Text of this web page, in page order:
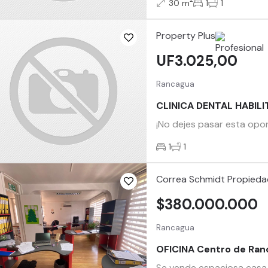
30 m 1 1
Property Plus
Rancagua
CLINICA DENTAL
¡No dejes pasar esta
UF3.025,00
1 1
Correa Schmidt
Rancagua
OFICINA Centro de
$380.000.000